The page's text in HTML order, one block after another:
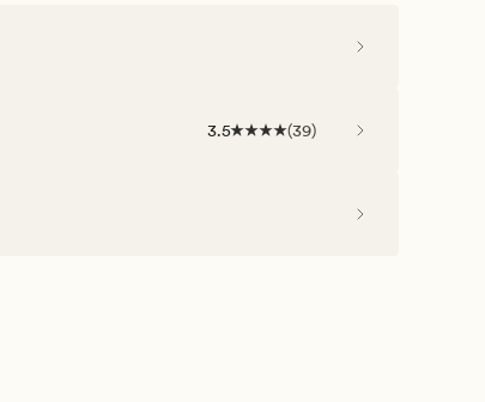
3.5 (39)